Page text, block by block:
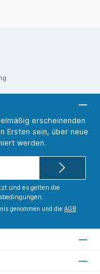
erscheinenden
Ersten sein, über neue
werden.
und es gelten die
.
genommen und dieAGB